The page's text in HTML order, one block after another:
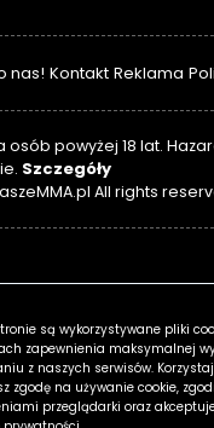
nas! Kontakt Reklama
osób powyżej 18 lat.
Szczegóły
All rights
są wykorzystywane pliki
zapewnienia maksymalnej
z naszych serwisów.
zgodę na używanie cookie,
przeglądarki oraz